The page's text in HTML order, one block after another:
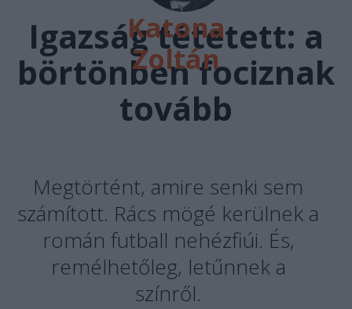
Katona
Zoltán
Igazság tétetett: a
börtönben fociznak
tovább
Megtörtént, amire senki sem
számított. Rács mögé kerülnek a
román futball nehézfiúi. És,
remélhetőleg, letűnnek a
színről.